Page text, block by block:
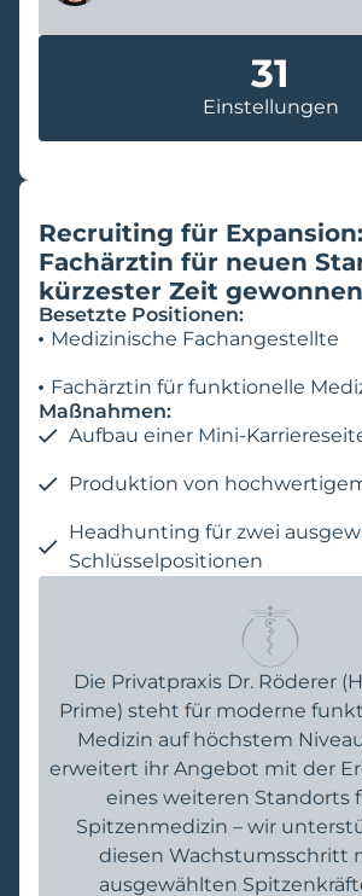
Einstellungen
31
Recruiting für
Fachärztin für neuen
kürzester Zeit
Besetzte Positionen:
Medizinische Fachangestellte
Fachärztin für funktionelle
Maßnahmen:
Aufbau einer Mini-
Produktion von
Headhunting für zwei
Schlüsselpositionen
Die Privatpraxis Dr. Röderer
Prime) steht für moderne
Medizin auf höchstem
erweitert ihr Angebot mit der
eines weiteren Standorts
Spitzenmedizin – wir
diesen Wachstumsschritt
ausgewählten